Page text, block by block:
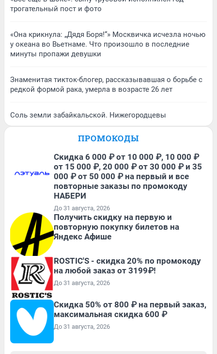
трогательный пост и фото
«Она крикнула: „Дядя Боря!“» Москвичка исчезла ночью
у океана во Вьетнаме. Что произошло в последние
минуты пропажи девушки
Знаменитая тикток-блогер, рассказывавшая о борьбе с
редкой формой рака, умерла в возрасте 26 лет
Соль земли забайкальской. Нижегородцевы
ПРОМОКОДЫ
Скидка 6 000 ₽ от 10 000 ₽, 10 000 ₽
от 15 000 ₽, 20 000 ₽ от 30 000 ₽ и 35
000 ₽ от 50 000 ₽ на первый и все
повторные заказы по промокоду
НАБЕРИ
До 31 августа, 2026
Получить скидку на первую и
повторную покупку билетов на
Яндекс Афише
ROSTIC'S - скидка 20% по промокоду
на любой заказ от 3199₽!
До 31 августа, 2026
Скидка 50% от 800 ₽ на первый заказ,
максимальная скидка 600 ₽
До 31 августа, 2026